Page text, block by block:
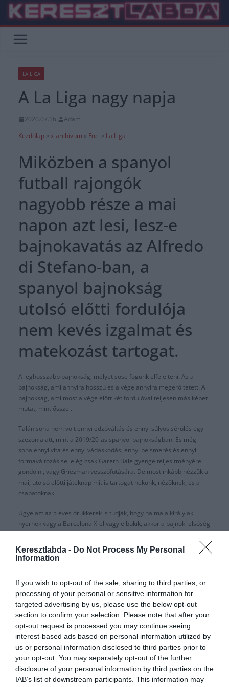
Keresztlabda - Do Not Process My Personal
Information
If you wish to opt-out of the sale, sharing to third parties, or
processing of your personal or sensitive information for
targeted advertising by us, please use the below opt-out
section to confirm your selection. Please note that after your
opt-out request is processed you may continue seeing
interest-based ads based on personal information utilized by
us or personal information disclosed to third parties prior to
your opt-out. You may separately opt-out of the further
disclosure of your personal information by third parties on the
IAB’s list of downstream participants. This information may
Skip
content
LA LIGA
A La Liga nagy napja
2020.07.16.
Adam
Kezdőlap » x-archívum » Foci » La Liga
Miközben a spanyol
futball rajongók
nagyobb része a mai
napon azt lesi, lesz-e
bajnokavatás az Alfredo
di Stefano-ban, a
spanyol bajnokság
utolsó előtti fordulója
nem kevés izgalmat és
matekozást tartogat.
A leghosszabb bajnokság, melyet sose fogunk elfelejteni. Az a
bajnokság, ami annyira hosszú és a vége annyira megerőltetett. A
bajnokság, ami most a vége előtt két fordulóval teljesen más képet
mutat, mint ősszel.
Talán soha nem volt ennyi edzőváltás és ennyi súlyos sérülés egy
szezon alatt, mint a 2019/20-as spanyol bajnokságban. És még
soha ennyi vita és ennyi vádaskodás, ennyi beismerés és ennyi
formaváltozás se, elég csak Gareth Bale gyenge teljesítményére
gondolni, vagy Griezman vesszőfutására. De most inkább nézzük a
mai, utolsó előtti játéknap mit is tartogat nekünk, nézőknek, és a
csapatoknak.
Ugye azt az 5 éves drukkerek is tudják, hogy ha ma a királyiak
nyernek vagy a Barcelona X-el vagy elbukik, akkor a bajnoki elsőség
De ha ma a Barca X-el vagy bukik, akkor a Villareal BL álmai is
Az Osasuna már nem fog EL induló helyre beérni, viszont Setién
csapata ha győz, Zidane-ék meg mind a két mérkőzésüket
elvesztenék, akkor a Barca -mindenkit meglepve, főleg magukat-
megkaparinthatná a bajnoki címet.
Az Ateltico Madrid már bebiztosította a BL induló helyét a tabellán.
De ha ma Bordalas-ék győznének, akkor az Európa Liga indulást
jelentene nekik. Nem rossz motiváció.
A Sevilla szintén BL induló, viszont ha a Rela Sociedad nyer ma,